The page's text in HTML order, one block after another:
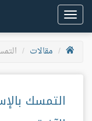
Toggle
navigation
مقالات
التمسك